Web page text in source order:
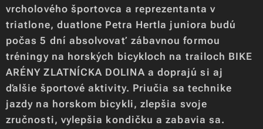
vrcholového športovca a reprezentanta v
triatlone, duatlone Petra Hertla juniora budú
počas 5 dní absolvovať zábavnou formou
tréningy na horských bicykloch na trailoch BIKE
ARÉNY ZLATNÍCKA DOLINA a doprajú si aj
ďalšie športové aktivity. Priučia sa technike
jazdy na horskom bicykli, zlepšia svoje
zručnosti, vylepšia kondičku a zabavia sa.